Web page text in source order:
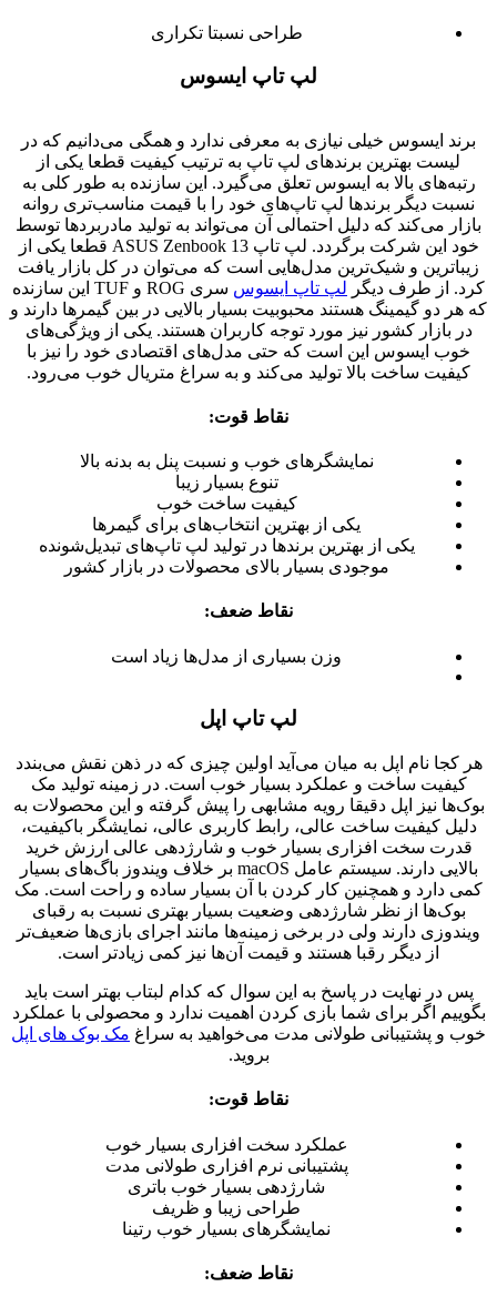
طراحی نسبتا تکراری
لپ تاپ ایسوس
برند ایسوس خیلی نیازی به معرفی ندارد و همگی می‌دانیم که در
لیست بهترین برندهای لپ تاپ به ترتیب کیفیت قطعا یکی از
رتبه‌های بالا به ایسوس تعلق می‌گیرد. این سازنده به طور کلی به
نسبت دیگر برندها لپ تاپ‌های خود را با قیمت مناسب‌تری روانه
بازار می‌کند که دلیل احتمالی آن می‌تواند به تولید مادربردها توسط
خود این شرکت برگردد. لپ تاپ ASUS Zenbook 13 قطعا یکی از
زیبا‌ترین و شیک‌ترین مدل‌هایی است که می‌توان در کل بازار یافت
کرد. از طرف دیگر لپ تاپ‌ ایسوس
سری ROG و TUF این سازنده
که هر دو گیمینگ هستند محبوبیت‌ بسیار بالایی در بین گیمرها دارند و
در بازار کشور نیز مورد توجه کاربران هستند. یکی از ویژگی‌های
خوب ایسوس این است که حتی مدل‌های اقتصادی خود را نیز با
کیفیت ساخت بالا تولید می‌کند و به سراغ متریال خوب می‌رود.
نقاط قوت:
نمایشگرهای خوب و نسبت پنل به بدنه بالا
تنوع بسیار زیبا
کیفیت ساخت خوب
یکی از بهترین انتخاب‌های برای گیمرها
یکی از بهترین برندها در تولید لپ تاپ‌های تبدیل‌شونده
موجودی بسیار بالای محصولات در بازار کشور
نقاط ضعف:
وزن بسیاری از مدل‌ها زیاد است
لپ تاپ اپل
هر کجا نام اپل به میان می‌آید اولین چیزی که در ذهن نقش می‌بندد
کیفیت ساخت و عملکرد بسیار خوب است. در زمینه تولید مک
بوک‌ها نیز اپل دقیقا رویه مشابهی را پیش گرفته و این محصولات به
دلیل کیفیت ساخت عالی، رابط کاربری عالی، نمایشگر باکیفیت،
قدرت سخت افزاری بسیار خوب و شارژدهی عالی ارزش خرید
بالایی دارند. سیستم عامل macOS بر خلاف ویندوز باگ‌های بسیار
کمی دارد و همچنین کار کردن با آن بسیار ساده و راحت است. مک
بوک‌ها از نظر شارژدهی وضعیت بسیار بهتری نسبت به رقبای
ویندوزی دارند ولی در برخی زمینه‌ها مانند اجرای بازی‌ها ضعیف‌تر
از دیگر رقبا هستند و قیمت آن‌ها نیز کمی زیادتر است.
پس در نهایت در پاسخ به این سوال که کدام لبتاب بهتر است باید
بگوییم اگر برای شما بازی کردن اهمیت ندارد و محصولی با عملکرد
خوب و پشتیبانی طولانی مدت می‌خواهید به سراغ مک بوک‌ های اپل
بروید.
نقاط قوت:
عملکرد سخت افزاری بسیار خوب
پشتیبانی نرم افزاری طولانی مدت
شارژدهی بسیار خوب باتری
طراحی زیبا و ظریف
نمایشگرهای بسیار خوب رتینا
نقاط ضعف: